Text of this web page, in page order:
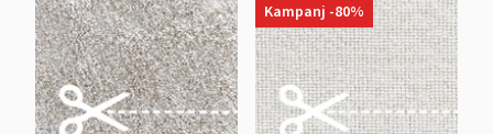
Kampanj -80%